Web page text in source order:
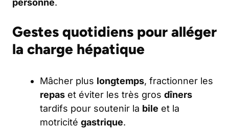
personne.
Gestes quotidiens pour alléger
la charge hépatique
Mâcher plus longtemps, fractionner les
repas et éviter les très gros dîners
tardifs pour soutenir la bile et la
motricité gastrique.